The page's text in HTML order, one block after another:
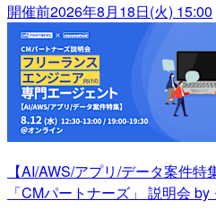
開催前2026年8月18日(火) 15:00
【AI/AWS/アプリ/データ案件
「CMパートナーズ」 説明会